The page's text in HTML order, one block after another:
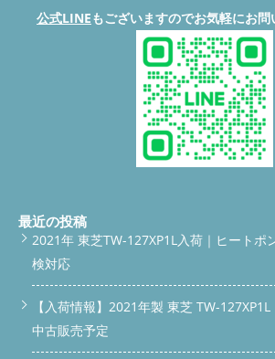
ーズ】脱水カバー破損に要注意！構造と対
バー破損 脱水カバー交換 脱水カバーが破損
脱水カバーは洗濯槽内で高速回転する水流を
ツ。破損すると以下のような症状が出ます。
やこすれる音） 洗濯物への引っ掛かり 糸く
脂破片混入 乾燥効率の低下 つまり、放置す
大きくなります。 今回のご依頼内容（埼玉県
ご依頼は富士見市在住のお客様。「糸くずフ
片がたまる」という症状でした。 お客様のご
片が大きく、脱水カバーの交換は避けられな
槽清掃後 分解作業の流れと注意点 電源プラグ
ル・前面パネルの取り外し 洗濯槽の分解 脱
カバーの取り外し 新品カバーの取り付け 試
者が分解すると配線やパッキンを傷つけるリ
門業者に依頼するのが安全です。 試運転で
分解前の試運転では、脱水時にカバーが擦
う大きな異音が発生していました。これは破
が回転中の槽や他の部品に接触していたため
公式LINEもございますのでお気軽にお問
最近の投稿
2021年 東芝TW-127XP1L入荷｜ヒートポ
検対応
【入荷情報】2021年製 東芝 TW-
中古販売予定